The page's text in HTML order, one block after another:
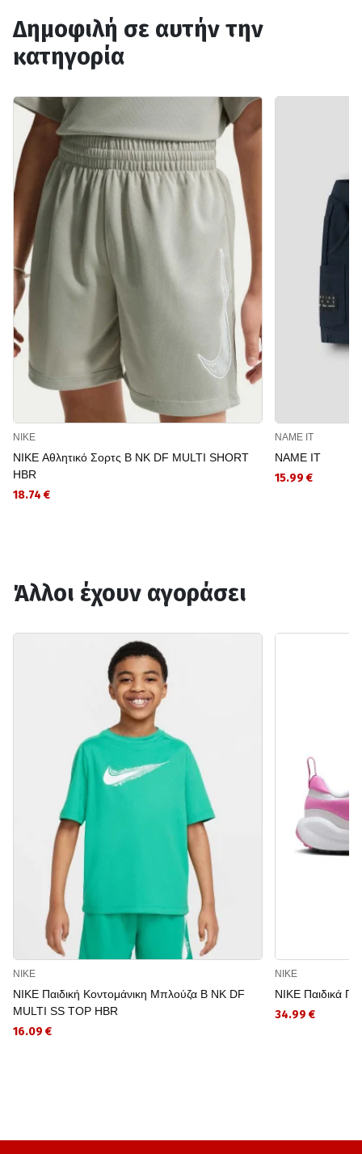
Δημοφιλή σε αυτήν την
κατηγορία
NIKE
NIKE Αθλητικό Σορτς B NK DF MULTI SHORT
HBR
18.74 €
NAME IT
NAME IT
15.99 €
Άλλοι έχουν αγοράσει
NIKE
NIKE Παιδική Κοντομάνικη Μπλούζα B NK DF
MULTI SS TOP HBR
16.09 €
NIKE
NIKE Παιδικά
34.99 €